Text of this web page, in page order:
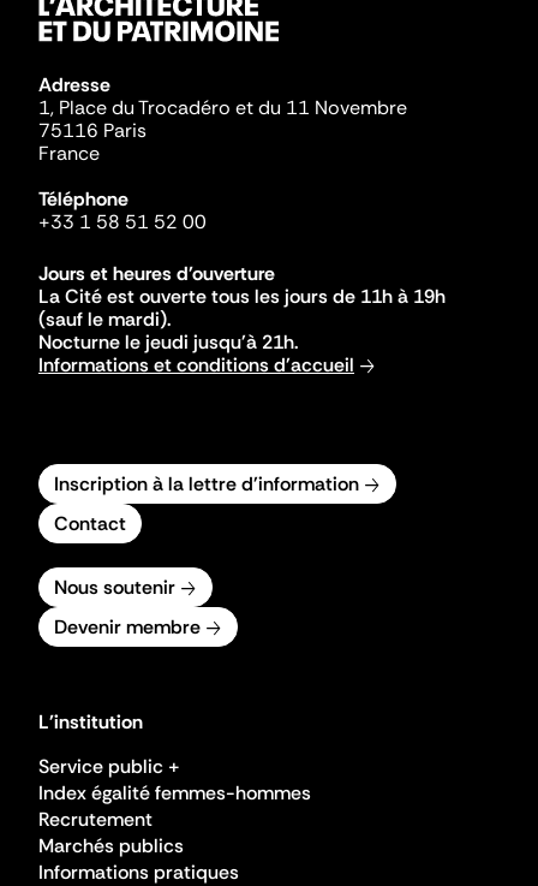
Adresse
1, Place du Trocadéro et du 11 Novembre
75116 Paris
France
Téléphone
+33 1 58 51 52 00
Jours et heures d'ouverture
La Cité est ouverte tous les jours de 11h à 19h
(sauf le mardi).
Nocturne le jeudi jusqu'à 21h.
Informations et conditions d'accueil
Inscription à la lettre d'information
Contact
Nous soutenir
Devenir membre
L'institution
Service public +
Index égalité femmes-hommes
Recrutement
Marchés publics
Informations pratiques